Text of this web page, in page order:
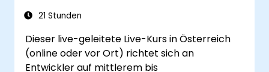
21 Stunden
Dieser live-geleitete Live-Kurs in Österreich
(online oder vor Ort) richtet sich an
Entwickler auf mittlerem bis